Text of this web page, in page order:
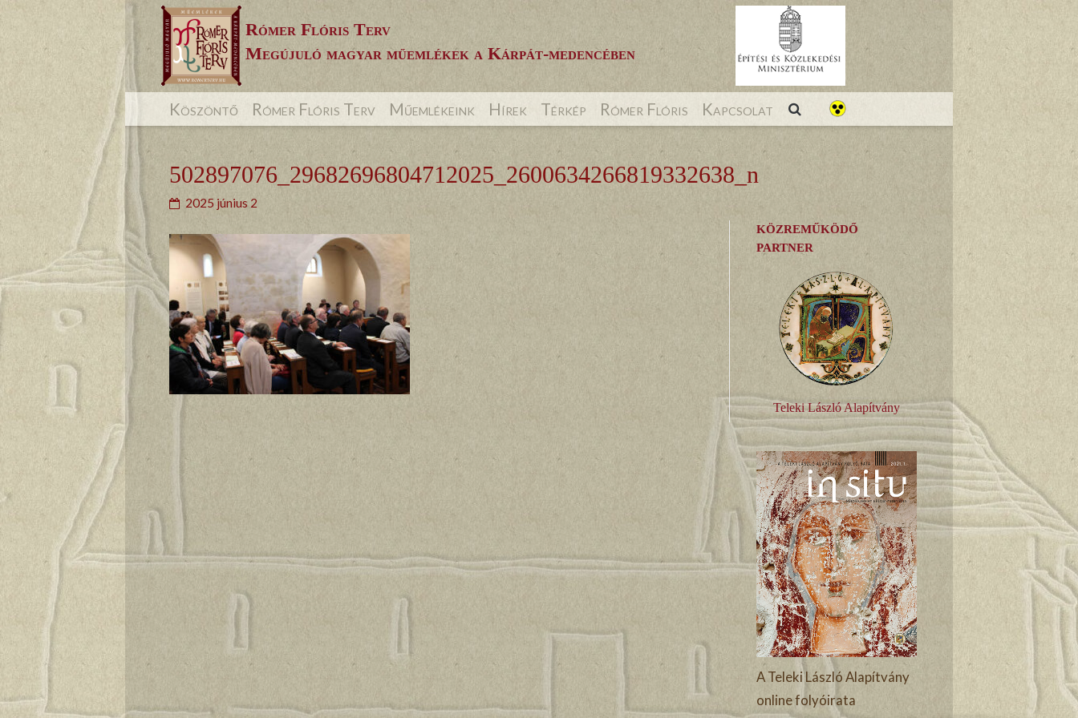
Skip
content
Rómer Flóris Terv
Megújuló magyar műemlékek a Kárpát-medencében
Köszöntő Rómer Flóris Terv Műemlékeink Hírek Térkép Rómer Flóris Kapcsolat
502897076_29682696804712025_2600634266819332638_n
2025 június 2
KÖZREMŰKÖDŐ
PARTNER
Teleki László Alapítvány
A Teleki László Alapítvány
online folyóirata